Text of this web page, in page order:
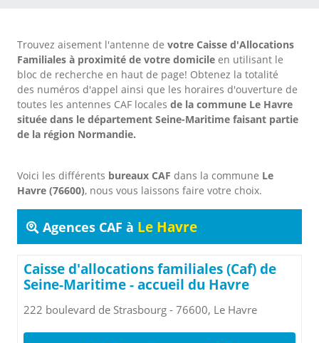
Trouvez aisement l'antenne de votre Caisse d'Allocations
Familiales à proximité de votre domicile en utilisant le
bloc de recherche en haut de page! Obtenez la totalité
des numéros d'appel ainsi que les horaires d'ouverture de
toutes les antennes CAF locales de la commune Le Havre
située dans le département Seine-Maritime faisant partie
de la région Normandie.
Voici les différents bureaux CAF dans la commune Le
Havre (76600), nous vous laissons faire votre choix.
Agences CAF à Le Havre
Caisse d'allocations familiales (Caf) de
Seine-Maritime - accueil du Havre
222 boulevard de Strasbourg - 76600, Le Havre